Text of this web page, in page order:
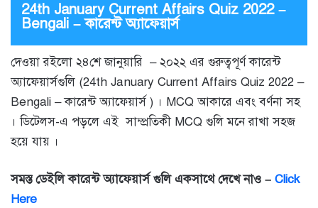
24th January Current Affairs Quiz 2022 –
Bengali – কারেন্ট অ্যাফেয়ার্স
দেওয়া রইলো ২৪শে জানুয়ারি – ২০২২ এর গুরুত্বপূর্ণ কারেন্ট
অ্যাফেয়ার্সগুলি (24th January Current Affairs Quiz 2022 –
Bengali – কারেন্ট অ্যাফেয়ার্স ) । MCQ আকারে এবং বর্ণনা সহ
। ডিটেলস-এ পড়লে এই সাম্প্রতিকী MCQ গুলি মনে রাখা সহজ
হয়ে যায় ।
সমস্ত ডেইলি কারেন্ট অ্যাফেয়ার্স গুলি একসাথে দেখে নাও – Click
Here